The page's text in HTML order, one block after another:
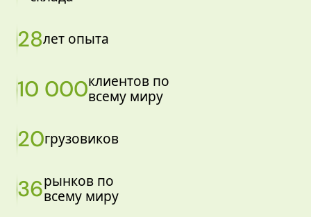
28лет опыта
10 000клиентов по
всему миру
20грузовиков
36рынков по
всему миру